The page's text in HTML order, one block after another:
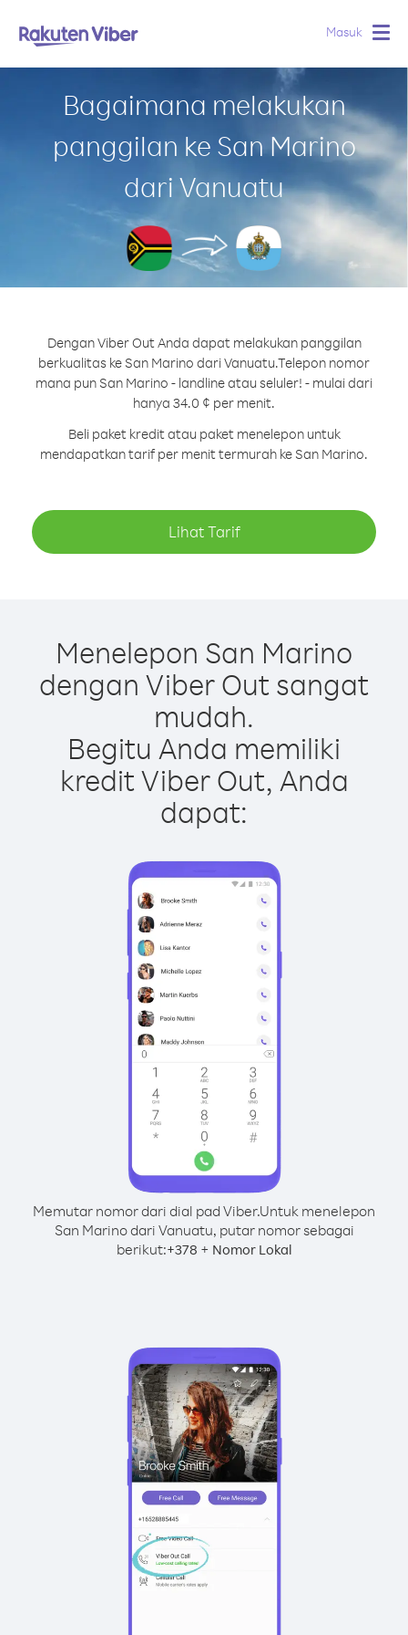
Masuk
Bagaimana melakukan
panggilan ke San Marino
dari Vanuatu
Dengan Viber Out Anda dapat melakukan panggilan
berkualitas ke San Marino dari Vanuatu.Telepon nomor
mana pun San Marino - landline atau seluler! - mulai dari
hanya 34.0 ¢ per menit.
Beli paket kredit atau paket menelepon untuk
mendapatkan tarif per menit termurah ke San Marino.
Lihat Tarif
Menelepon San Marino
dengan Viber Out sangat
mudah.
Begitu Anda memiliki
kredit Viber Out, Anda
dapat:
Memutar nomor dari dial pad Viber.Untuk menelepon
San Marino dari Vanuatu, putar nomor sebagai
berikut:+378 + Nomor Lokal